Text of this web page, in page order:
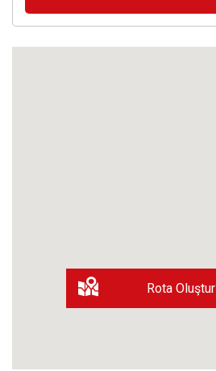
Rota Oluştur